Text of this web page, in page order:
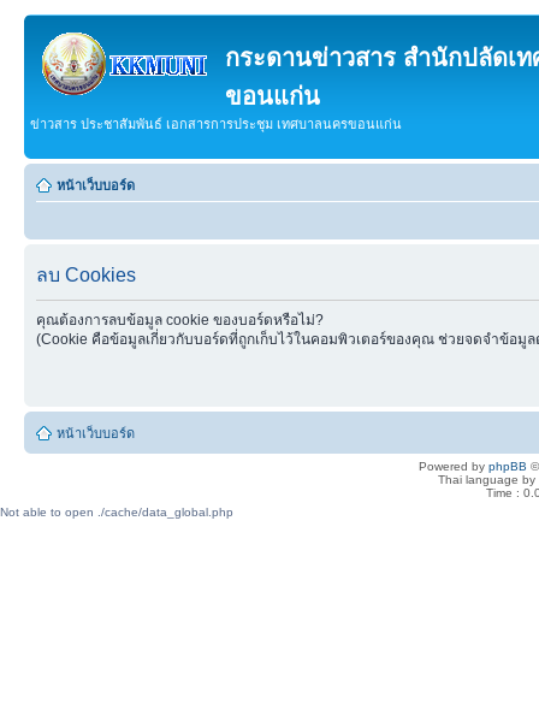
กระดานข่าวสาร สำนักปลัดเ
ขอนแก่น
ข่าวสาร ประชาสัมพันธ์ เอกสารการประชุม เทศบาลนครขอนแก่น
หน้าเว็บบอร์ด
ลบ Cookies
คุณต้องการลบข้อมูล cookie ของบอร์ดหรือไม่?
(Cookie คือข้อมูลเกี่ยวกับบอร์ดที่ถูกเก็บไว้ในคอมพิวเตอร์ของคุณ ช่วยจดจำข้อมูล
หน้าเว็บบอร์ด
Powered by phpBB
Thai language by
Time :
Not able to open ./cache/data_global.php